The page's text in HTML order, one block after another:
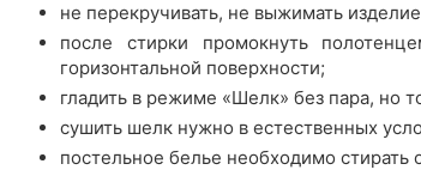
не перекручивать, не выжимать
после стирки промокнуть
горизонтальной поверхности;
гладить в режиме «Шелк» без пара, но
сушить шелк нужно в естественных
постельное белье необходимо стирать